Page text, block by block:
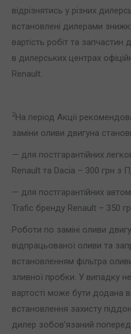
відрізнятись у різних
встановлені дилерами
вартість робіт та
в дилерських центрах
Renault.
2На період Акції
заміни оливи двигуна
— для постгарантійних
Renault та Dacia – 300 грн з
— для постгарантійних
Trafic бренду Renault – 350
Роботи по заміні оливи
відпрацьованої оливи та
встановленням фільтра
зливної пробки. У випадку
вартості може бути додана
встановлення захисту
дилер зобов’язаний